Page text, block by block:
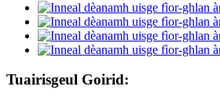
Tuairisgeul Goirid: